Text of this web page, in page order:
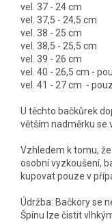
vel. 37 - 24 cm
vel. 37,5 - 24,5 cm
vel. 38 - 25 cm
vel. 38,5 - 25,5 cm
vel. 39 - 26 cm
vel. 40 - 26,5 cm -
vel. 41 - 27 cm -
U těchto bačkůrek
větším nadměrku se
Vzhledem k tomu,
osobní vyzkoušení,
kupovat pouze v
Údržba: Bačkory se
Špínu lze čistit